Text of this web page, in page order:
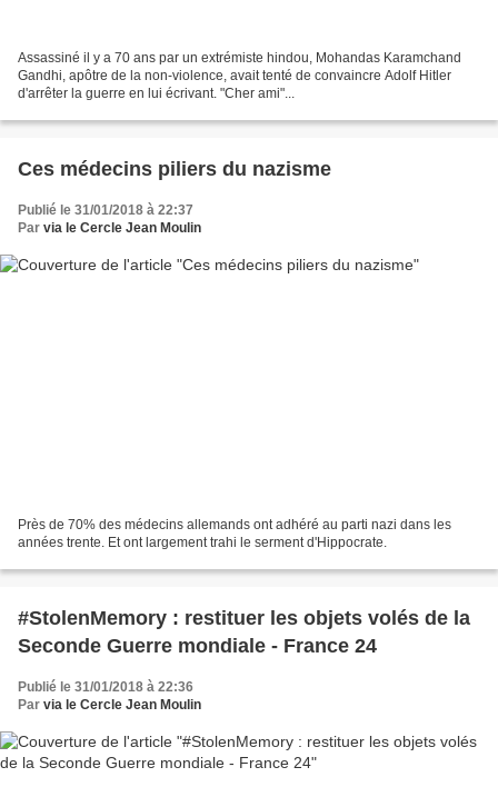
Assassiné il y a 70 ans par un extrémiste hindou, Mohandas Karamchand
Gandhi, apôtre de la non-violence, avait tenté de convaincre Adolf Hitler
d'arrêter la guerre en lui écrivant. "Cher ami"...
Ces médecins piliers du nazisme
Publié le 31/01/2018 à 22:37
Par via le Cercle Jean Moulin
Près de 70% des médecins allemands ont adhéré au parti nazi dans les
années trente. Et ont largement trahi le serment d'Hippocrate.
#StolenMemory : restituer les objets volés de la
Seconde Guerre mondiale - France 24
Publié le 31/01/2018 à 22:36
Par via le Cercle Jean Moulin